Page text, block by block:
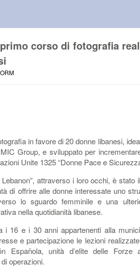
corso di fotografia
in favore di 20 donne libanesi,
Group, e sviluppato per
Unite 1325 “Donne Pace e
attraverso i loro occhi, è stato
di offrire alle donne interessate uno
lo sguardo femminile e una
nella quotidianità libanese.
i 16 e i 30 anni appartenenti alla
e partecipazione le lezioni
Española, unità d’elite delle Forze
operazioni.